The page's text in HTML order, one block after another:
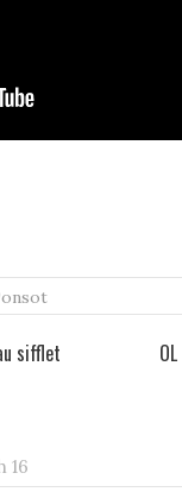
sifflet
16